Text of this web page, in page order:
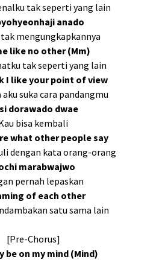
tak seperti yang lain
anado
mengungkapkannya
like no other (Mm)
tak seperti yang lain
I like your point of view
aku suka cara pandangmu
dorawado dwae
bisa kembali
what other people say
dengan kata orang-orang
marabwajwo
pernah lepaskan
of each other
satu sama lain
[Pre-Chorus]
be on my mind (Mind)